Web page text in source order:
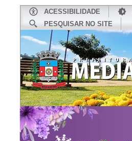
ACESSIBILIDADE
PESQUISAR NO SITE